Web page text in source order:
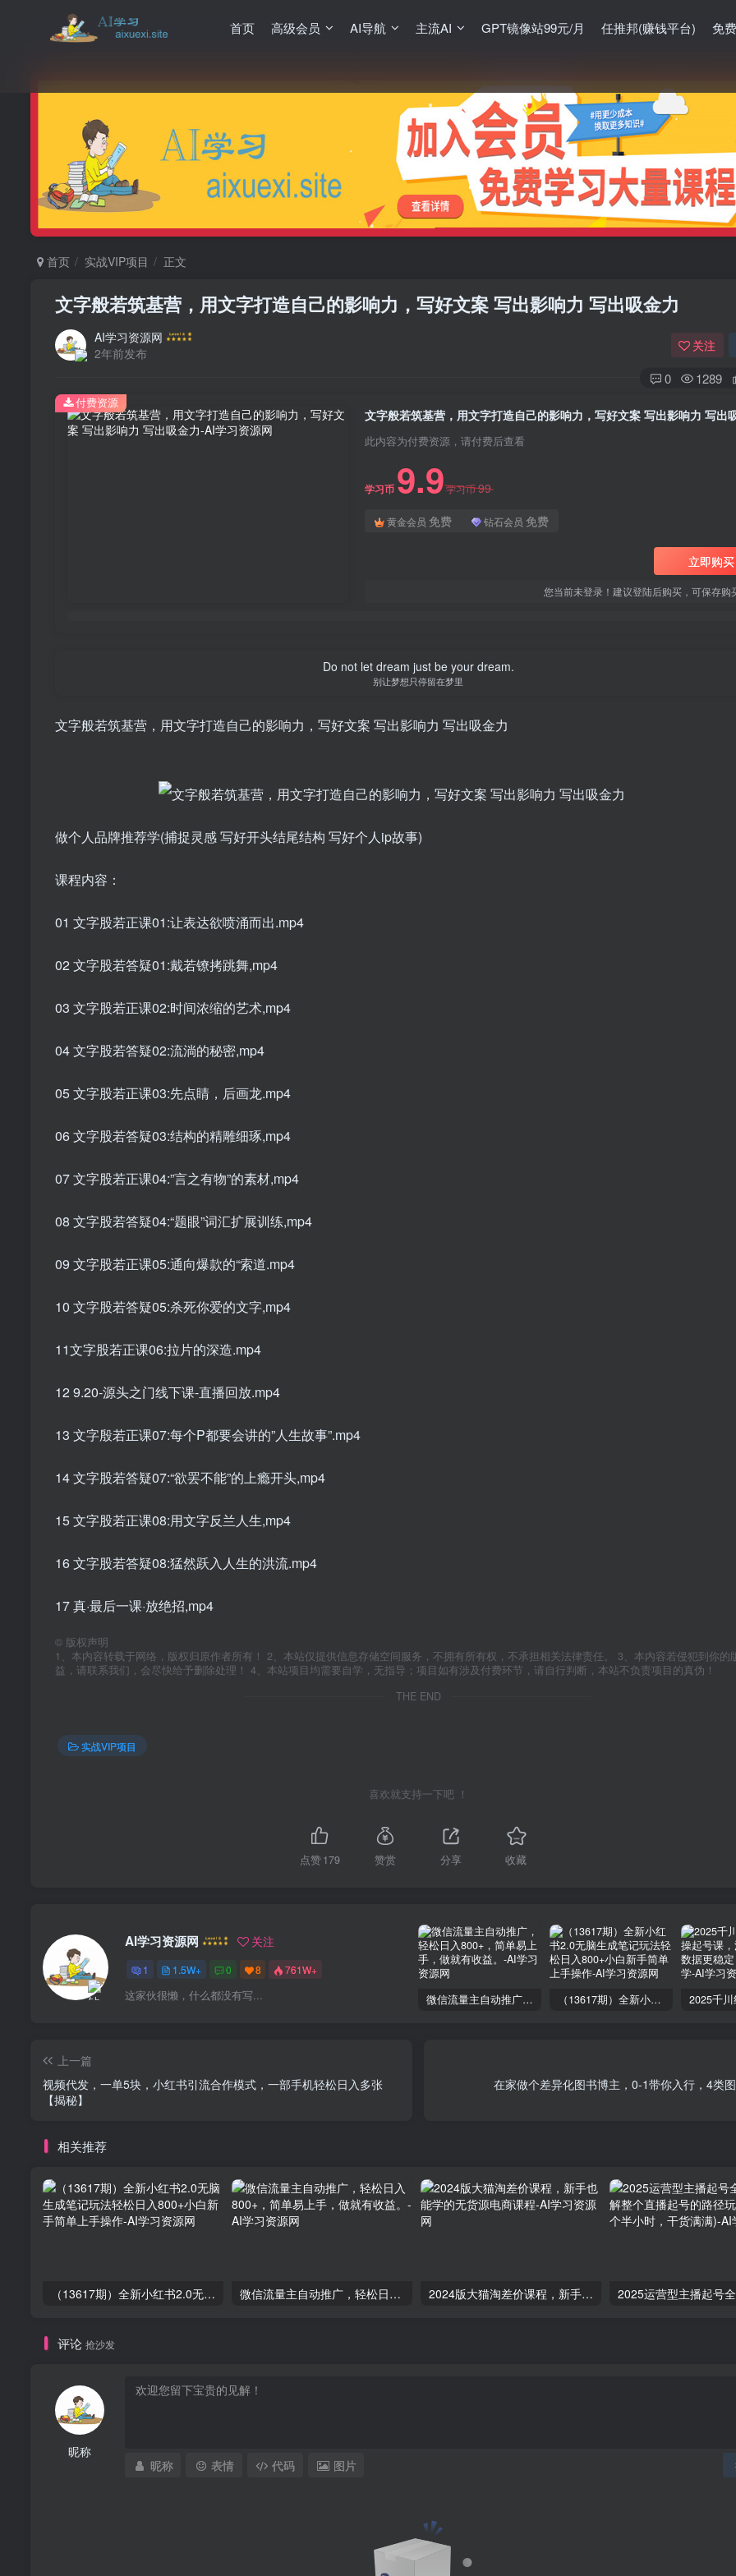
首页 高级会员 AI导航 主流AI GPT镜像站99元/月 任推邦(赚钱平台) 免
首页 实战VIP项目 正文
文字般若筑基营，用文字打造自己的影响力，写好文案 写出影响力 写出吸金力
AI学习资源网
2年前发布
关注
0 1289
文字般若筑基营，用文字打造自己的影响力，写好文案 写出影响力 写出
此内容为付费资源，请付费后查看
学习币 9.9学习币99
黄金会员 免费 钻石会员 免费
立即购买
您当前未登录！建议登陆后购买，可保存购
付费资源
Do not let dream just be your dream.
别让梦想只停留在梦里
文字般若筑基营，用文字打造自己的影响力，写好文案 写出影响力 写出吸金力
做个人品牌推荐学(捕捉灵感 写好开头结尾结构 写好个人ip故事)
课程内容：
01 文字股若正课01:让表达欲喷涌而出.mp4
02 文字股若答疑01:戴若镣拷跳舞,mp4
03 文字股若正课02:时间浓缩的艺术,mp4
04 文字股若答疑02:流淌的秘密,mp4
05 文字股若正课03:先点睛，后画龙.mp4
06 文字股若答疑03:结构的精雕细琢,mp4
07 文字股若正课04:”言之有物”的素材,mp4
08 文字股若答疑04:“题眼”词汇扩展训练,mp4
09 文字股若正课05:通向爆款的“索道.mp4
10 文字股若答疑05:杀死你爱的文字,mp4
11文字股若正课06:拉片的深造.mp4
12 9.20-源头之门线下课-直播回放.mp4
13 文字殷若正课07:每个P都要会讲的”人生故事”.mp4
14 文字股若答疑07:“欲罢不能”的上瘾开头,mp4
15 文字股若正课08:用文字反兰人生,mp4
16 文字股若答疑08:猛然跃入人生的洪流.mp4
17 真·最后一课·放绝招,mp4
© 版权声明
1、本内容转载于网络，版权归原作者所有！ 2、本站仅提供信息存储空间服务，不拥有所有权，不承担相关法律责任。 3、本内容若侵犯到你的
益，请联系我们，会尽快给予删除处理！ 4、本站项目均需要自学，无指导；项目如有涉及付费环节，请自行判断，本站不负责项目的真伪！
THE END
实战VIP项目
喜欢就支持一下吧 ！
点赞179 赞赏 分享 收藏
AI学习资源网 关注
1 1.5W+ 0 8 761W+
这家伙很懒，什么都没有写... 微信流量主自动推广，轻松日入800+，简单易上手，做就有收益。 （13617期）全新小红书2.0无脑生成笔记玩法轻松日入800+小白新手简单上手操作
上一篇
视频代发，一单5块，小红书引流合作模式，一部手机轻松日入多张
【揭秘】
在家做个差异化图书博主，0-1带你入行，4类
相关推荐
（13617期）全新小红书2.0无脑生成笔记玩法轻松日入800+小白新手简单上手操作 微信流量主自动推广，轻松日入800+，简单易上手，做就有收益。 2024版大猫淘差价课程，新手也能学的无货源电商课程
评论 抢沙发
昵称
昵称 表情 代码 图片